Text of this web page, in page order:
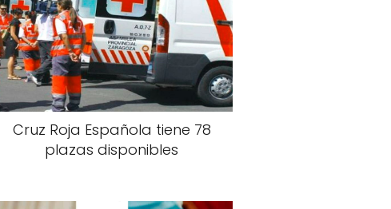
Cruz Roja Española tiene 78
plazas disponibles